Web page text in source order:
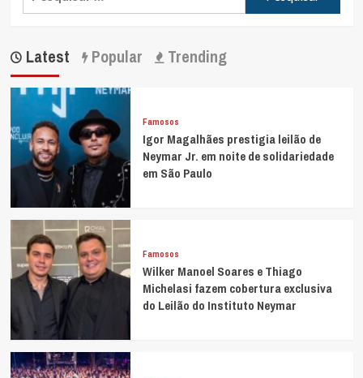
Latest Popular Trending
Famosos
Igor Magalhães prestigia leilão de
Neymar Jr. em noite de solidariedade
em São Paulo
Famosos
Wilker Manoel Soares e Thiago
Michelasi fazem cobertura exclusiva
do Leilão do Instituto Neymar